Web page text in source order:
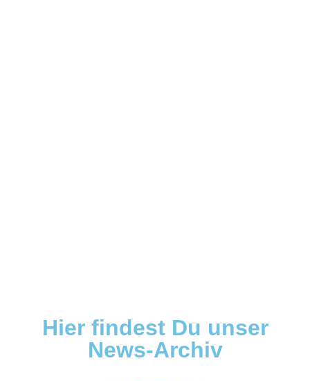
Hier findest Du unser
News-Archiv